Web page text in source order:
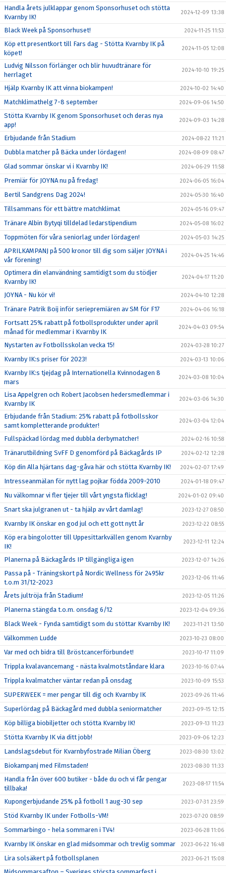
Handla årets julklappar genom Sponsorhuset och stötta
Kvarnby IK!
2024-12-09 13:38
Black Week på Sponsorhuset! 2024-11-25 11:53
Köp ett presentkort till Fars dag - Stötta Kvarnby IK på
köpet!
2024-11-05 12:08
Ludvig Nilsson förlänger och blir huvudtränare för
herrlaget
2024-10-10 19:25
Hjälp Kvarnby IK att vinna biokampen! 2024-10-02 14:40
Matchklimathelg 7-8 september 2024-09-06 14:50
Stötta Kvarnby IK genom Sponsorhuset och deras nya
app!
2024-09-03 14:28
Erbjudande från Stadium 2024-08-22 11:21
Dubbla matcher på Bäcka under lördagen! 2024-08-09 08:47
Glad sommar önskar vi i Kvarnby IK! 2024-06-29 11:58
Premiär för JOYNA nu på fredag! 2024-06-05 16:04
Bertil Sandgrens Dag 2024! 2024-05-30 16:40
Tillsammans för ett bättre matchklimat 2024-05-16 09:47
Tränare Albin Bytyqi tilldelad ledarstipendium 2024-05-08 16:02
Toppmöten för våra seniorlag under lördagen! 2024-05-03 14:25
APRILKAMPANJ på 500 kronor till dig som säljer JOYNA i
vår förening!
2024-04-25 14:46
Optimera din elanvändning samtidigt som du stödjer
Kvarnby IK!
2024-04-17 11:20
JOYNA - Nu kör vi! 2024-04-10 12:28
Tränare Patrik Boij inför seriepremiären av SM för F17 2024-04-06 16:18
Fortsatt 25% rabatt på fotbollsprodukter under april
månad för medlemmar i Kvarnby IK
2024-04-03 09:54
Nystarten av Fotbollsskolan vecka 15! 2024-03-28 10:27
Kvarnby IK:s priser för 2023! 2024-03-13 10:06
Kvarnby IK:s tjejdag på Internationella Kvinnodagen 8
mars
2024-03-08 10:04
Lisa Appelgren och Robert Jacobsen hedersmedlemmar i
Kvarnby IK
2024-03-06 14:30
Erbjudande från Stadium: 25% rabatt på fotbollsskor
samt kompletterande produkter!
2024-03-04 12:04
Fullspäckad lördag med dubbla derbymatcher! 2024-02-16 10:58
Tränarutbildning SvFF D genomförd på Bäckagårds IP 2024-02-12 12:28
Köp din Alla hjärtans dag-gåva här och stötta Kvarnby IK! 2024-02-07 17:49
Intresseanmälan för nytt lag pojkar födda 2009-2010 2024-01-18 09:47
Nu välkomnar vi fler tjejer till vårt yngsta flicklag! 2024-01-02 09:40
Snart ska julgranen ut - ta hjälp av vårt damlag! 2023-12-27 08:50
Kvarnby IK önskar en god jul och ett gott nytt år 2023-12-22 08:55
Köp era bingolotter till Uppesittarkvällen genom Kvarnby
IK!
2023-12-11 12:24
Planerna på Bäckagårds IP tillgängliga igen 2023-12-07 14:26
Passa på - Träningskort på Nordic Wellness för 2495kr
t.o.m 31/12-2023
2023-12-06 11:46
Årets jultröja från Stadium! 2023-12-05 11:26
Planerna stängda t.o.m. onsdag 6/12 2023-12-04 09:36
Black Week - Fynda samtidigt som du stöttar Kvarnby IK! 2023-11-21 13:50
Välkommen Ludde 2023-10-23 08:00
Var med och bidra till Bröstcancerförbundet! 2023-10-17 11:09
Trippla kvalavancemang - nästa kvalmotståndare klara 2023-10-16 07:44
Trippla kvalmatcher väntar redan på onsdag 2023-10-09 15:53
SUPERWEEK = mer pengar till dig och Kvarnby IK 2023-09-26 11:46
Superlördag på Bäckagård med dubbla seniormatcher 2023-09-15 12:15
Köp billiga biobiljetter och stötta Kvarnby IK! 2023-09-13 11:23
Stötta Kvarnby IK via ditt jobb! 2023-09-06 12:23
Landslagsdebut för Kvarnbyfostrade Milian Öberg 2023-08-30 13:02
Biokampanj med Filmstaden! 2023-08-30 11:33
Handla från över 600 butiker - både du och vi får pengar
tillbaka!
2023-08-17 11:54
Kupongerbjudande 25% på fotboll 1 aug-30 sep 2023-07-31 23:59
Stöd Kvarnby IK under Fotbolls-VM! 2023-07-20 08:59
Sommarbingo - hela sommaren i TV4! 2023-06-28 11:06
Kvarnby IK önskar en glad midsommar och trevlig sommar 2023-06-22 16:48
Lira solsäkert på fotbollsplanen 2023-06-21 15:08